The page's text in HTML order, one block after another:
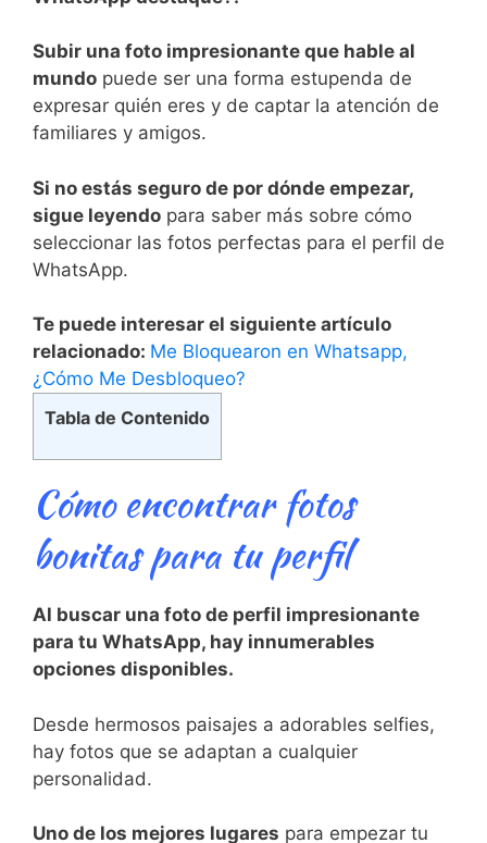
Subir una foto impresionante que hable al
mundo puede ser una forma estupenda de
expresar quién eres y de captar la atención de
familiares y amigos.
Si no estás seguro de por dónde empezar,
sigue leyendo para saber más sobre cómo
seleccionar las fotos perfectas para el perfil de
WhatsApp.
Te puede interesar el siguiente artículo
relacionado: Me Bloquearon en Whatsapp,
¿Cómo Me Desbloqueo?
Tabla de Contenido
Cómo encontrar fotos
bonitas para tu perfil
Al buscar una foto de perfil impresionante
para tu WhatsApp, hay innumerables
opciones disponibles.
Desde hermosos paisajes a adorables selfies,
hay fotos que se adaptan a cualquier
personalidad.
Uno de los mejores lugares para empezar tu